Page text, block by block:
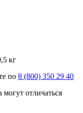
кг
по 8 (800) 350 29 40
отличаться